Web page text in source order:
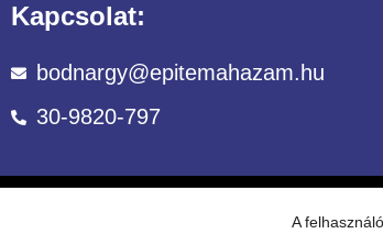
Kapcsolat:
bodnargy@epitemahazam.hu
30-9820-797
A